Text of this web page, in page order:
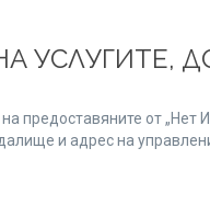
УСЛУГИТЕ,
предоставяните от
и адрес на